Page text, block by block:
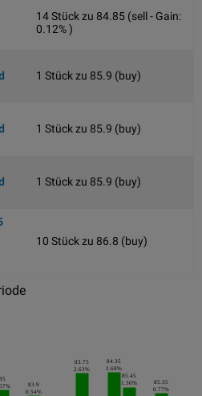
14 Stück zu 84.85 (sell - Gain:
0.12% )
1 Stück zu 85.9 (buy)
1 Stück zu 85.9 (buy)
1 Stück zu 85.9 (buy)
10 Stück zu 86.8 (buy)
85
83.9
0.54%
83.75
2.63%
84.35
2.68%
85.45
1.30%
85.35
0.77%